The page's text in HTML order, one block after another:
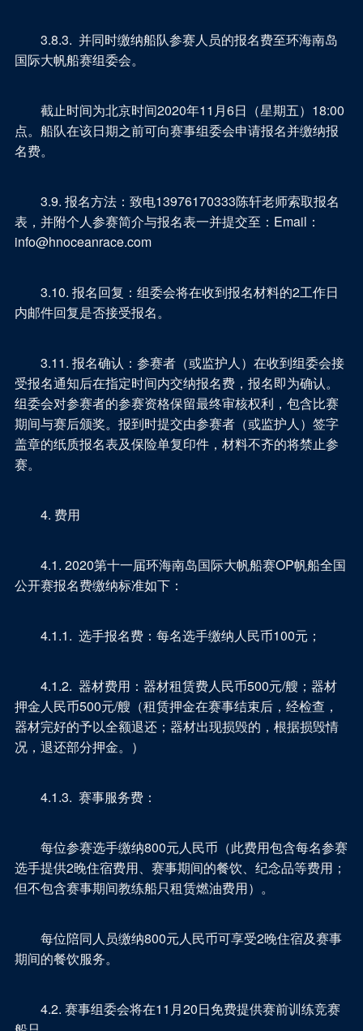
3.8.3. 并同时缴纳船队参赛人员的报名费至环海南岛
国际大帆船赛组委会。
截止时间为北京时间2020年11月6日（星期五）18:00
点。船队在该日期之前可向赛事组委会申请报名并缴纳报
名费。
3.9. 报名方法：致电13976170333陈轩老师索取报名
表，并附个人参赛简介与报名表一并提交至：Email：
info@hnoceanrace.com
3.10. 报名回复：组委会将在收到报名材料的2工作日
内邮件回复是否接受报名。
3.11. 报名确认：参赛者（或监护人）在收到组委会接
受报名通知后在指定时间内交纳报名费，报名即为确认。
组委会对参赛者的参赛资格保留最终审核权利，包含比赛
期间与赛后颁奖。报到时提交由参赛者（或监护人）签字
盖章的纸质报名表及保险单复印件，材料不齐的将禁止参
赛。
4. 费用
4.1. 2020第十一届环海南岛国际大帆船赛OP帆船全国
公开赛报名费缴纳标准如下：
4.1.1. 选手报名费：每名选手缴纳人民币100元；
4.1.2. 器材费用：器材租赁费人民币500元/艘；器材
押金人民币500元/艘（租赁押金在赛事结束后，经检查，
器材完好的予以全额退还；器材出现损毁的，根据损毁情
况，退还部分押金。）
4.1.3. 赛事服务费：
每位参赛选手缴纳800元人民币（此费用包含每名参赛
选手提供2晚住宿费用、赛事期间的餐饮、纪念品等费用；
但不包含赛事期间教练船只租赁燃油费用）。
每位陪同人员缴纳800元人民币可享受2晚住宿及赛事
期间的餐饮服务。
4.2. 赛事组委会将在11月20日免费提供赛前训练竞赛